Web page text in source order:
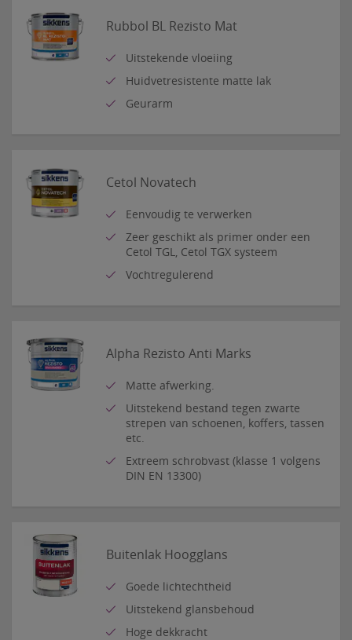
Rubbol BL Rezisto Mat
Uitstekende vloeiing
Huidvetresistente matte lak
Geurarm
Cetol Novatech
Eenvoudig te verwerken
Zeer geschikt als primer onder een
Cetol TGL, Cetol TGX systeem
Vochtregulerend
Alpha Rezisto Anti Marks
Matte afwerking.
Uitstekend bestand tegen zwarte
strepen van schoenen, koffers, tassen
etc.
Extreem schrobvast (klasse 1 volgens
DIN EN 13300)
Buitenlak Hoogglans
Goede lichtechtheid
Uitstekend glansbehoud
Hoge dekkracht